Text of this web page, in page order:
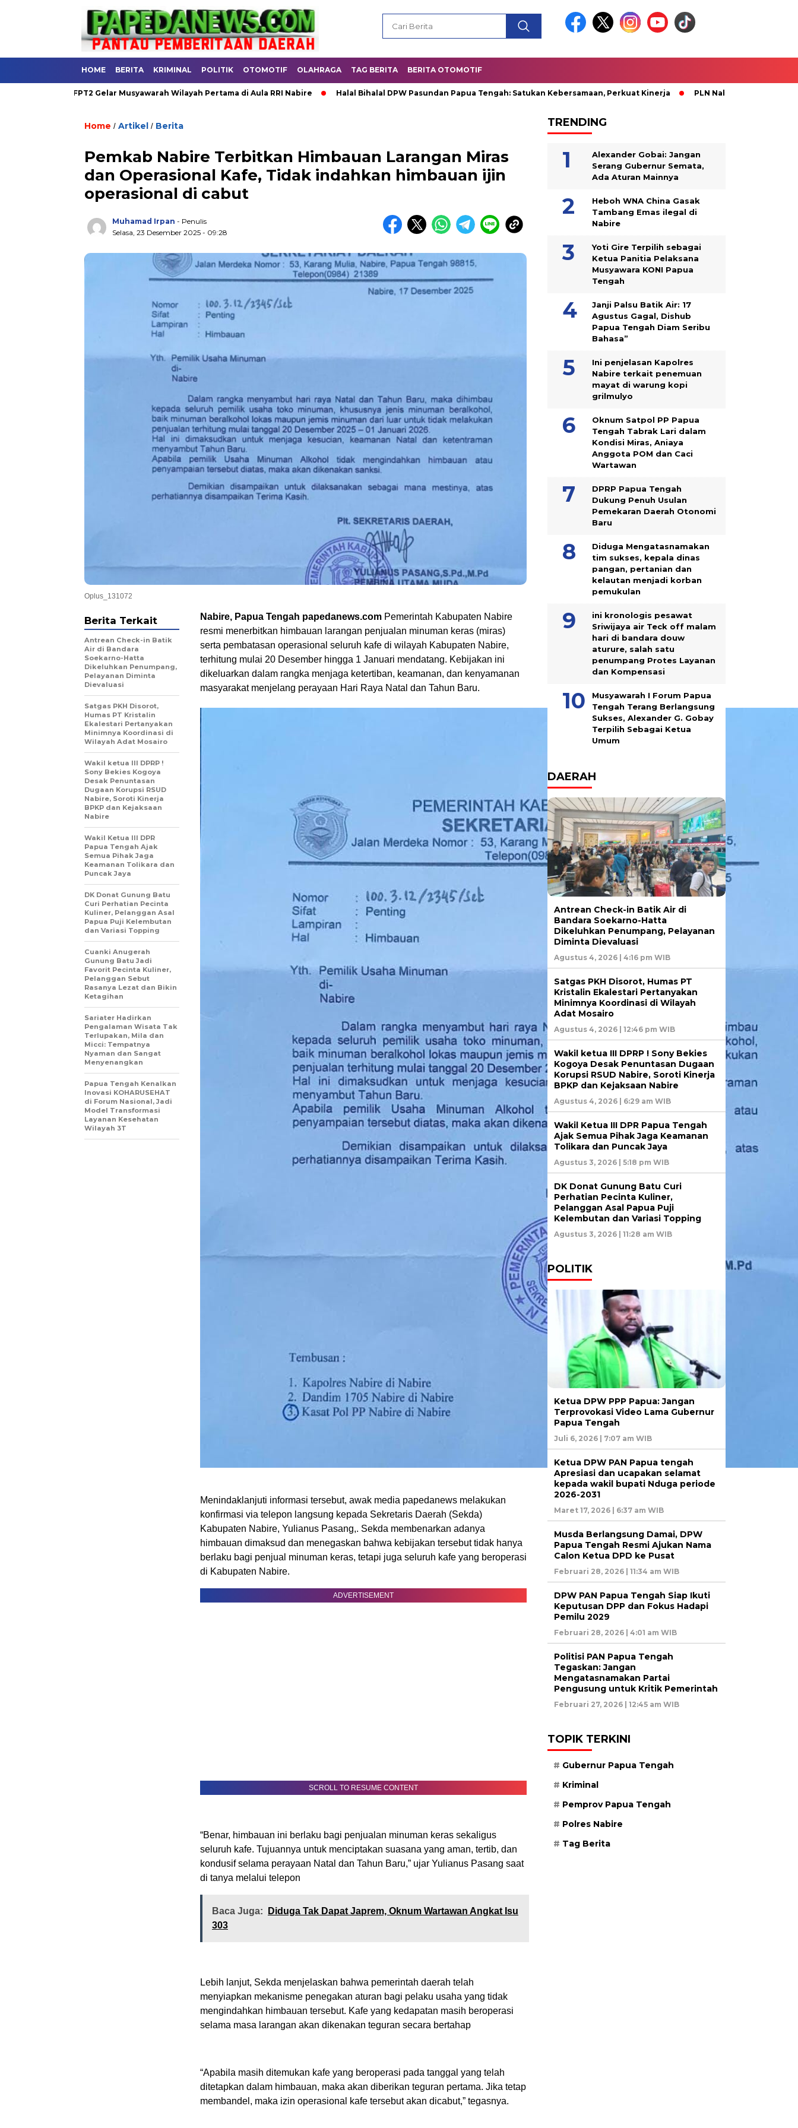
HOME BERITA KRIMINAL POLITIK OTOMOTIF OLAHRAGA TAG BERITA BERITA OTOMOTIF
FPT2 Gelar Musyawarah Wilayah Pertama di Aula RRI Nabire Halal Bihalal DPW Pasundan Papua Tengah: Satukan Kebersamaan, Perkuat Kinerja PLN Nabire Berbagi Kasih bersama
Home / Artikel / Berita
Pemkab Nabire Terbitkan Himbauan Larangan Miras
dan Operasional Kafe, Tidak indahkan himbauan ijin
operasional di cabut
Muhamad Irpan - Penulis
Selasa, 23 Desember 2025 - 09:28
Oplus_131072
Nabire, Papua Tengah papedanews.com Pemerintah Kabupaten Nabire
resmi menerbitkan himbauan larangan penjualan minuman keras (miras)
serta pembatasan operasional seluruh kafe di wilayah Kabupaten Nabire,
terhitung mulai 20 Desember hingga 1 Januari mendatang. Kebijakan ini
dikeluarkan dalam rangka menjaga ketertiban, keamanan, dan kenyamanan
masyarakat menjelang perayaan Hari Raya Natal dan Tahun Baru.
Menindaklanjuti informasi tersebut, awak media papedanews melakukan
konfirmasi via telepon langsung kepada Sekretaris Daerah (Sekda)
Kabupaten Nabire, Yulianus Pasang,. Sekda membenarkan adanya
himbauan dimaksud dan menegaskan bahwa kebijakan tersebut tidak hanya
berlaku bagi penjual minuman keras, tetapi juga seluruh kafe yang beroperasi
di Kabupaten Nabire.
ADVERTISEMENT
SCROLL TO RESUME CONTENT
“Benar, himbauan ini berlaku bagi penjualan minuman keras sekaligus
seluruh kafe. Tujuannya untuk menciptakan suasana yang aman, tertib, dan
kondusif selama perayaan Natal dan Tahun Baru,” ujar Yulianus Pasang saat
di tanya melalui telepon
Baca Juga:
Diduga Tak Dapat Japrem, Oknum Wartawan Angkat Isu
303
Lebih lanjut, Sekda menjelaskan bahwa pemerintah daerah telah
menyiapkan mekanisme penegakan aturan bagi pelaku usaha yang tidak
mengindahkan himbauan tersebut. Kafe yang kedapatan masih beroperasi
selama masa larangan akan dikenakan teguran secara bertahap
“Apabila masih ditemukan kafe yang beroperasi pada tanggal yang telah
ditetapkan dalam himbauan, maka akan diberikan teguran pertama. Jika tetap
membandel, maka izin operasional kafe tersebut akan dicabut,” tegasnya.
Berita Terkait
Antrean Check-in Batik
Air di Bandara
Soekarno-Hatta
Dikeluhkan Penumpang,
Pelayanan Diminta
Dievaluasi
Satgas PKH Disorot,
Humas PT Kristalin
Ekalestari Pertanyakan
Minimnya Koordinasi di
Wilayah Adat Mosairo
Wakil ketua III DPRP !
Sony Bekies Kogoya
Desak Penuntasan
Dugaan Korupsi RSUD
Nabire, Soroti Kinerja
BPKP dan Kejaksaan
Nabire
Wakil Ketua III DPR
Papua Tengah Ajak
Semua Pihak Jaga
Keamanan Tolikara dan
Puncak Jaya
DK Donat Gunung Batu
Curi Perhatian Pecinta
Kuliner, Pelanggan Asal
Papua Puji Kelembutan
dan Variasi Topping
Cuanki Anugerah
Gunung Batu Jadi
Favorit Pecinta Kuliner,
Pelanggan Sebut
Rasanya Lezat dan Bikin
Ketagihan
Sariater Hadirkan
Pengalaman Wisata Tak
Terlupakan, Mila dan
Micci: Tempatnya
Nyaman dan Sangat
Menyenangkan
Papua Tengah Kenalkan
Inovasi KOHARUSEHAT
di Forum Nasional, Jadi
Model Transformasi
Layanan Kesehatan
Wilayah 3T
TRENDING
Alexander Gobai: Jangan
Serang Gubernur Semata,
Ada Aturan Mainnya
Heboh WNA China Gasak
Tambang Emas ilegal di
Nabire
Yoti Gire Terpilih sebagai
Ketua Panitia Pelaksana
Musyawara KONI Papua
Tengah
Janji Palsu Batik Air: 17
Agustus Gagal, Dishub
Papua Tengah Diam Seribu
Bahasa”
Ini penjelasan Kapolres
Nabire terkait penemuan
mayat di warung kopi
grilmulyo
Oknum Satpol PP Papua
Tengah Tabrak Lari dalam
Kondisi Miras, Aniaya
Anggota POM dan Caci
Wartawan
DPRP Papua Tengah
Dukung Penuh Usulan
Pemekaran Daerah Otonomi
Baru
Diduga Mengatasnamakan
tim sukses, kepala dinas
pangan, pertanian dan
kelautan menjadi korban
pemukulan
ini kronologis pesawat
Sriwijaya air Teck off malam
hari di bandara douw
aturure, salah satu
penumpang Protes Layanan
dan Kompensasi
Musyawarah I Forum Papua
Tengah Terang Berlangsung
Sukses, Alexander G. Gobay
Terpilih Sebagai Ketua
Umum
DAERAH
Antrean Check-in Batik Air di
Bandara Soekarno-Hatta
Dikeluhkan Penumpang, Pelayanan
Diminta Dievaluasi
Agustus 4, 2026 | 4:16 pm WIB
Satgas PKH Disorot, Humas PT
Kristalin Ekalestari Pertanyakan
Minimnya Koordinasi di Wilayah
Adat Mosairo
Agustus 4, 2026 | 12:46 pm WIB
Wakil ketua III DPRP ! Sony Bekies
Kogoya Desak Penuntasan Dugaan
Korupsi RSUD Nabire, Soroti Kinerja
BPKP dan Kejaksaan Nabire
Agustus 4, 2026 | 6:29 am WIB
Wakil Ketua III DPR Papua Tengah
Ajak Semua Pihak Jaga Keamanan
Tolikara dan Puncak Jaya
Agustus 3, 2026 | 5:18 pm WIB
DK Donat Gunung Batu Curi
Perhatian Pecinta Kuliner,
Pelanggan Asal Papua Puji
Kelembutan dan Variasi Topping
Agustus 3, 2026 | 11:28 am WIB
POLITIK
Ketua DPW PPP Papua: Jangan
Terprovokasi Video Lama Gubernur
Papua Tengah
Juli 6, 2026 | 7:07 am WIB
Ketua DPW PAN Papua tengah
Apresiasi dan ucapakan selamat
kepada wakil bupati Nduga periode
2026-2031
Maret 17, 2026 | 6:37 am WIB
Musda Berlangsung Damai, DPW
Papua Tengah Resmi Ajukan Nama
Calon Ketua DPD ke Pusat
Februari 28, 2026 | 11:34 am WIB
DPW PAN Papua Tengah Siap Ikuti
Keputusan DPP dan Fokus Hadapi
Pemilu 2029
Februari 28, 2026 | 4:01 am WIB
Politisi PAN Papua Tengah
Tegaskan: Jangan
Mengatasnamakan Partai
Pengusung untuk Kritik Pemerintah
Februari 27, 2026 | 12:45 am WIB
TOPIK TERKINI
Gubernur Papua Tengah
Kriminal
Pemprov Papua Tengah
Polres Nabire
Tag Berita